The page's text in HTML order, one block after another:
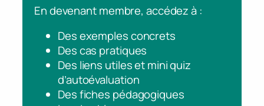
En devenant membre, accédez à :
Des exemples concrets
Des cas pratiques
Des liens utiles et mini quiz
d’autoévaluation
Des fiches pédagogiques